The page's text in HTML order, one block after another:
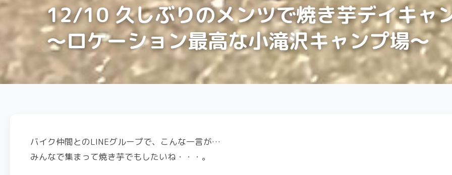
12/10 久しぶりのメンツで焼き芋デイキャ
〜ロケーション最高な小滝沢キャンプ場〜
バイク仲間とのLINEグループで、こんな一言が…
みんなで集まって焼き芋でもしたいね・・・。